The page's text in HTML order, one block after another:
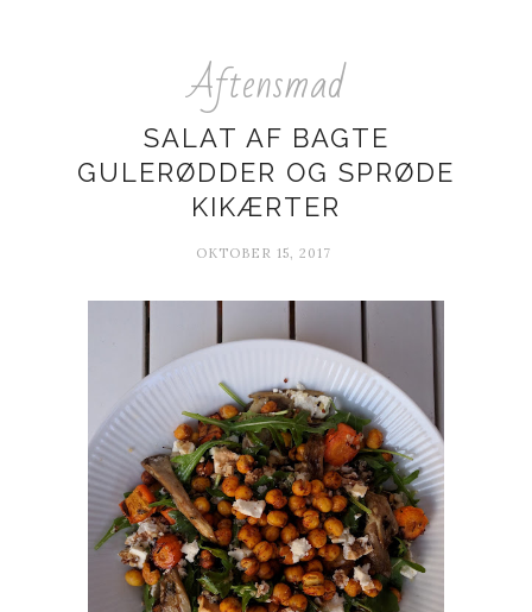
Aftensmad
SALAT AF BAGTE
GULERØDDER OG SPRØDE
KIKÆRTER
OKTOBER 15, 2017